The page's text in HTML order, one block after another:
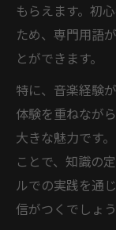
DTMや
初心者の
DTMス
境
DTM
DTM
DTM作
DTM入
もらえます。初
ため、専門用語
とができます。
特に、音楽経験
体験を重ねなが
大きな魅力です
ことで、知識の
ルでの実践を通
信がつくでしょう